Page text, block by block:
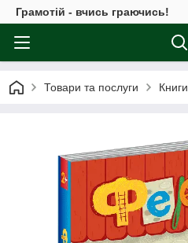
Грамотій - вчись граючись!
Товари та послуги Книги